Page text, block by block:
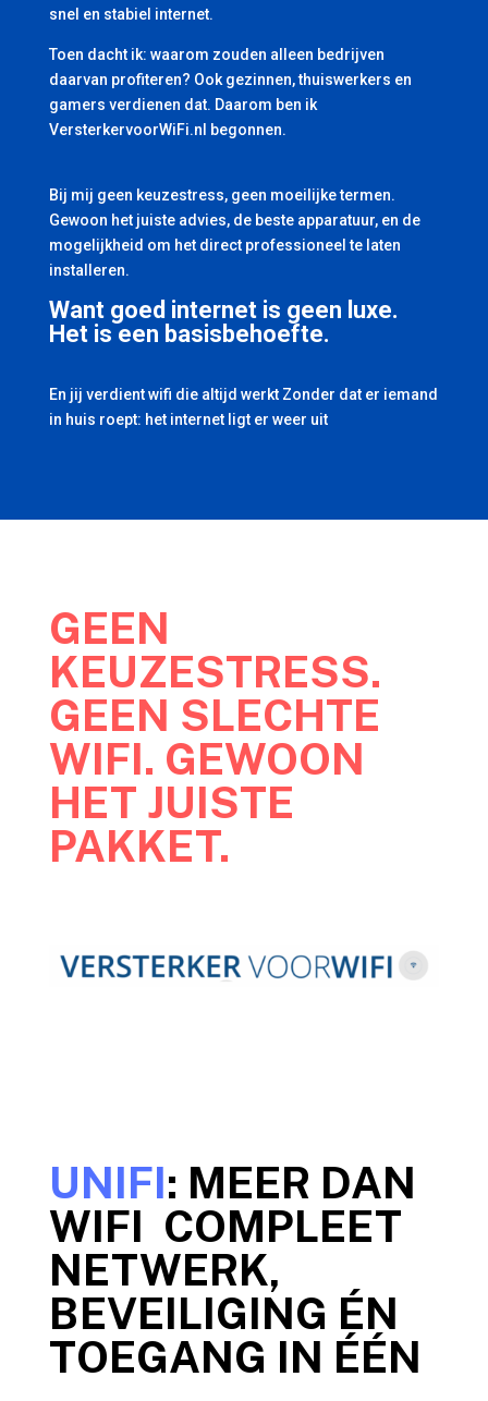
snel en stabiel internet.
Toen dacht ik: waarom zouden alleen bedrijven
daarvan profiteren? Ook gezinnen, thuiswerkers en
gamers verdienen dat. Daarom ben ik
VersterkervoorWiFi.nl begonnen.
Bij mij geen keuzestress, geen moeilijke termen.
Gewoon het juiste advies, de beste apparatuur, en de
mogelijkheid om het direct professioneel te laten
installeren.
Want goed internet is geen luxe.
Het is een basisbehoefte.
En jij verdient wifi die altijd werkt Zonder dat er iemand
in huis roept: het internet ligt er weer uit
GEEN
KEUZESTRESS.
GEEN SLECHTE
WIFI. GEWOON
HET JUISTE
PAKKET.
UNIFI: MEER DAN
WIFI COMPLEET
NETWERK,
BEVEILIGING ÉN
TOEGANG IN ÉÉN